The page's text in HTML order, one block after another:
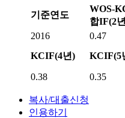
기준연도
WOS-
합IF(2
2016 0.47
KCIF(4년)
KCIF(5
0.38 0.35
복사/대출신청
인용하기